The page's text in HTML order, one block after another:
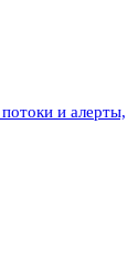
и алерты,